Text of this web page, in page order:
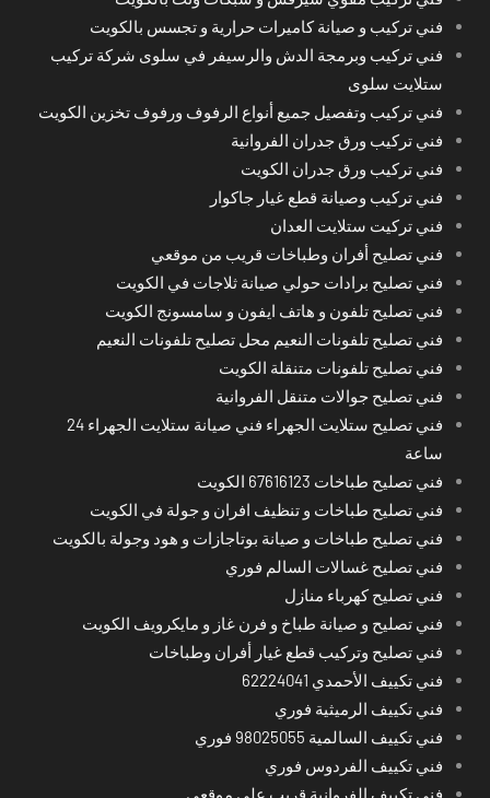
فني تركيب و صيانة كاميرات حرارية و تجسس بالكويت
فني تركيب وبرمجة الدش والرسيفر في سلوى شركة تركيب
ستلايت سلوى
فني تركيب وتفصيل جميع أنواع الرفوف ورفوف تخزين الكويت
فني تركيب ورق جدران الفروانية
فني تركيب ورق جدران الكويت
فني تركيب وصيانة قطع غيار جاكوار
فني تركيت ستلايت العدان
فني تصليح أفران وطباخات قريب من موقعي
فني تصليح برادات حولي صيانة ثلاجات في الكويت
فني تصليح تلفون و هاتف ايفون و سامسونج الكويت
فني تصليح تلفونات النعيم محل تصليح تلفونات النعيم
فني تصليح تلفونات متنقلة الكويت
فني تصليح جوالات متنقل الفروانية
فني تصليح ستلايت الجهراء فني صيانة ستلايت الجهراء 24
ساعة
فني تصليح طباخات 67616123 الكويت
فني تصليح طباخات و تنظيف افران و جولة في الكويت
فني تصليح طباخات و صيانة بوتاجازات و هود وجولة بالكويت
فني تصليح غسالات السالم فوري
فني تصليح كهرباء منازل
فني تصليح و صيانة طباخ و فرن غاز و مايكرويف الكويت
فني تصليح وتركيب قطع غيار أفران وطباخات
فني تكييف الأحمدي 62224041
فني تكييف الرميثية فوري
فني تكييف السالمية 98025055 فوري
فني تكييف الفردوس فوري
فني تكييف الفروانية قريب على موقعي